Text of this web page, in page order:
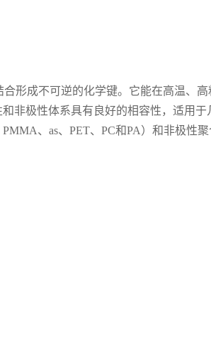
形成不可逆的化学键。它能在高温、高
非极性体系具有良好的相容性，适用于
、as、PET、PC和PA）和非极性